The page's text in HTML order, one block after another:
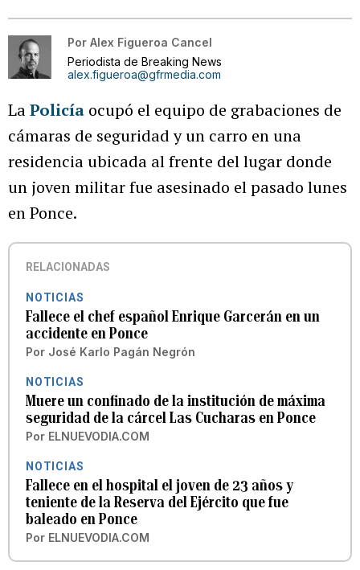
Por Alex Figueroa Cancel
Periodista de Breaking News
alex.figueroa@gfrmedia.com
LaPolicía ocupó el equipo de grabaciones de
cámaras de seguridad y un carro en una
residencia ubicada al frente del lugar donde
un joven militar fue asesinado el pasado lunes
en Ponce.
RELACIONADAS
NOTICIAS
Fallece el chef español Enrique Garcerán en un
accidente en Ponce
Por José Karlo Pagán Negrón
NOTICIAS
Muere un confinado de la institución de máxima
seguridad de la cárcel Las Cucharas en Ponce
Por ELNUEVODIA.COM
NOTICIAS
Fallece en el hospital el joven de 23 años y
teniente de la Reserva del Ejército que fue
baleado en Ponce
Por ELNUEVODIA.COM